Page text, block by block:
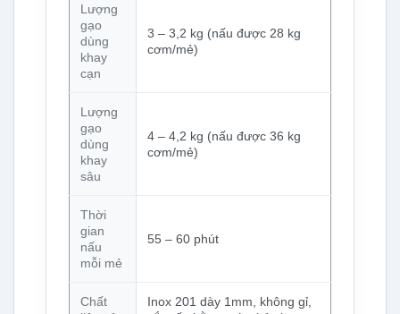
Lượng
gạo
dùng
khay
cạn
3 – 3,2 kg (nấu được 28 kg
cơm/mẻ)
Lượng
gạo
dùng
khay
sâu
4 – 4,2 kg (nấu được 36 kg
cơm/mẻ)
Thời
gian
nấu
mỗi mẻ
55 – 60 phút
Chất
Inox 201 dày 1mm, không gỉ,